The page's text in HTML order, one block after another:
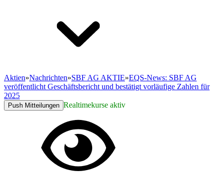
Aktien»Nachrichten»SBF AG AKTIE»EQS-News: SBF AG
veröffentlicht Geschäftsbericht und bestätigt vorläufige Zahlen für
2025
Push Mitteilungen Realtimekurse aktiv